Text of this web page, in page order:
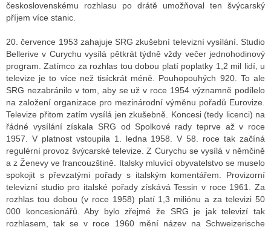
československému rozhlasu po drátě umožňoval ten švýcarský
příjem více stanic.
20. července 1953 zahajuje SRG zkušební televizní vysílání. Studio
Bellerive v Curychu vysílá pětkrát týdně vždy večer jednohodinový
program. Zatímco za rozhlas tou dobou platí poplatky 1,2 mil lidí, u
televize je to více než tisíckrát méně. Pouhopouhých 920. To ale
SRG nezabránilo v tom, aby se už v roce 1954 významně podílelo
na založení organizace pro mezinárodní výměnu pořadů Eurovize.
Televize přitom zatím vysílá jen zkušebně. Koncesi (tedy licenci) na
řádné vysílání získala SRG od Spolkové rady teprve až v roce
1957. V platnost vstoupila 1. ledna 1958. V 58. roce tak začíná
regulérní provoz švýcarské televize. Z Curychu se vysílá v němčině
a z Ženevy ve francouzštině. Italsky mluvící obyvatelstvo se muselo
spokojit s převzatými pořady s italským komentářem. Provizorní
televizní studio pro italské pořady získává Tessin v roce 1961. Za
rozhlas tou dobou (v roce 1958) platí 1,3 miliónu a za televizi 50
000 koncesionářů. Aby bylo zřejmé že SRG je jak televizí tak
rozhlasem, tak se v roce 1960 mění název na Schweizerische